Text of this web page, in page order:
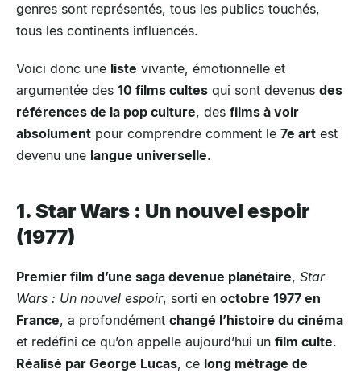
genres sont représentés, tous les publics touchés,
tous les continents influencés.
Voici donc une liste vivante, émotionnelle et
argumentée des 10 films cultes qui sont devenus des
références de la pop culture, des films à voir
absolument pour comprendre comment le 7e art est
devenu une langue universelle.
1. Star Wars : Un nouvel espoir
(1977)
Premier film d’une saga devenue planétaire, Star
Wars : Un nouvel espoir, sorti en octobre 1977 en
France, a profondément changé l’histoire du cinéma
et redéfini ce qu’on appelle aujourd’hui un film culte.
Réalisé par George Lucas, ce long métrage de